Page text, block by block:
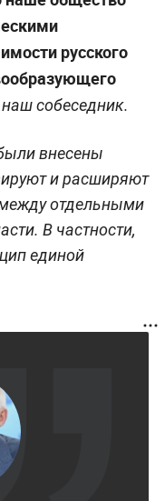
русского
собеседник.
внесены
и расширяют
отдельными
В частности,
единой